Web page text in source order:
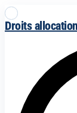
Droits